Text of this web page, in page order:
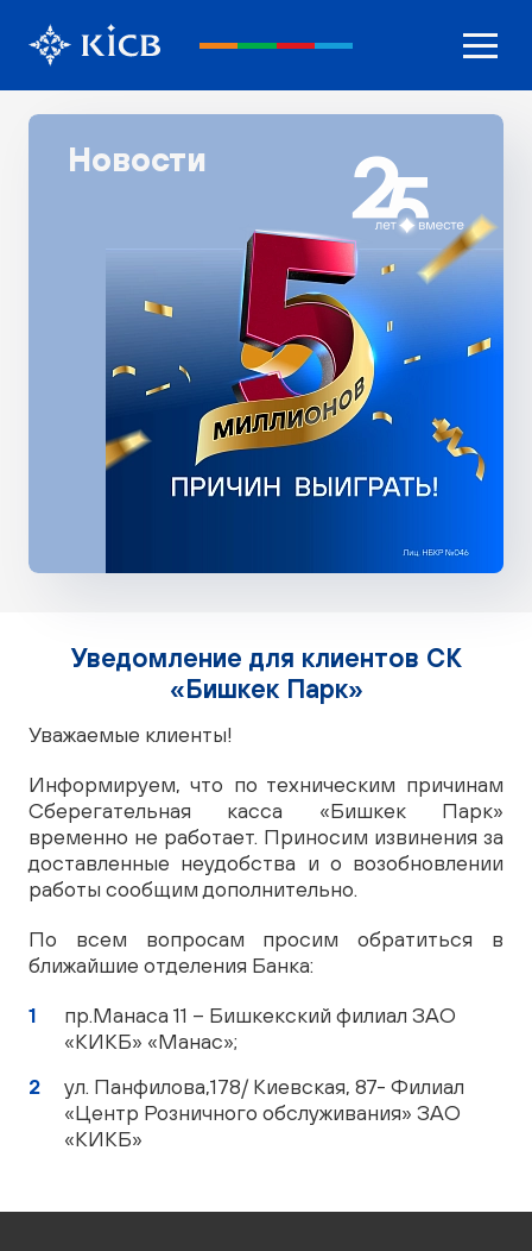
Новости
Уведомление для клиентов СК
«Бишкек Парк»
Уважаемые клиенты!
Информируем, что по техническим причинам
Сберегательная касса «Бишкек Парк»
временно не работает. Приносим извинения за
доставленные неудобства и о возобновлении
работы сообщим дополнительно.
По всем вопросам просим обратиться в
ближайшие отделения Банка:
пр.Манаса 11 – Бишкекский филиал ЗАО
«КИКБ» «Манас»;
ул. Панфилова,178/ Киевская, 87- Филиал
«Центр Розничного обслуживания» ЗАО
«КИКБ»